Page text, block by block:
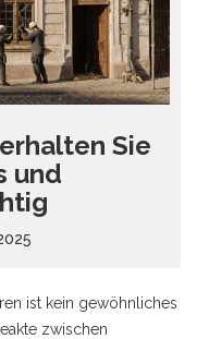
Sie
und
ist kein gewöhnliches
zwischen